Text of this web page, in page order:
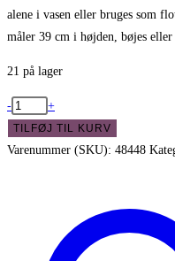
alene i vasen eller bruges som
måler 39 cm i højden, bøjes
21 på lager
Birke
gren
-
- +
TILFØJ TIL KURV
Varenummer (SKU): 48448